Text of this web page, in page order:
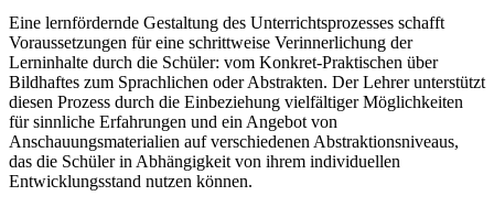
Eine lernfördernde Gestaltung des Unterrichtsprozesses schafft
Voraussetzungen für eine schrittweise Verinnerlichung der
Lerninhalte durch die Schüler: vom Konkret-Praktischen über
Bildhaftes zum Sprachlichen oder Abstrakten. Der Lehrer unterstützt
diesen Prozess durch die Einbeziehung vielfältiger Möglichkeiten
für sinnliche Erfahrungen und ein Angebot von
Anschauungsmaterialien auf verschiedenen Abstraktionsniveaus,
das die Schüler in Abhängigkeit von ihrem individuellen
Entwicklungsstand nutzen können.